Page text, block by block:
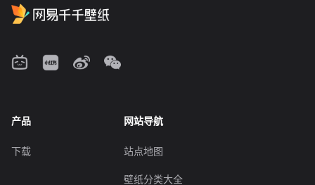
产品
下载
网站导航
站点地图
壁纸分类大全